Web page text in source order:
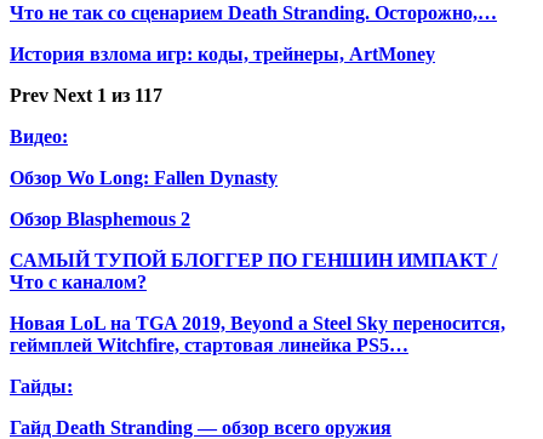
Что не так со сценарием Death Stranding. Осторожно,…
История взлома игр: коды, трейнеры, ArtMoney
Prev Next 1 из 117
Видео:
Обзор Wo Long: Fallen Dynasty
Обзор Blasphemous 2
САМЫЙ ТУПОЙ БЛОГГЕР ПО ГЕНШИН ИМПАКТ /
Что с каналом?
Новая LoL на TGA 2019, Beyond a Steel Sky переносится,
геймплей Witchfire, стартовая линейка PS5…
Гайды:
Гайд Death Stranding — обзор всего оружия